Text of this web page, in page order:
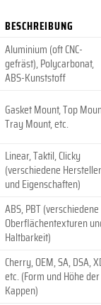
BESCHREIBUNG
Aluminium (oft CNC-
gefräst), Polycarbonat,
ABS-Kunststoff
Gasket Mount, Top
Tray Mount, etc.
Linear, Taktil, Clicky
(verschiedene Hersteller
und Eigenschaften)
ABS, PBT (verschiedene
Oberflächentexturen
Haltbarkeit)
Cherry, OEM, SA, DSA,
etc. (Form und Höhe der
Kappen)